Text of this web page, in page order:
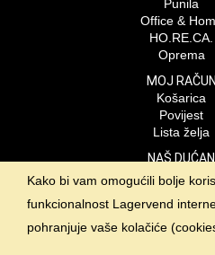
Punila
Office &
HO.RE.CA.
Oprema
MOJ RAČUN
Košarica
Povijest
Lista želja
NAŠ DUĆAN
Lagervend
Braće Radić 23-
Velika
01-6235-
Kako bi vam omogućili bolje
funkcionalnost Lagervend
pohranjuje vaše kolačiće